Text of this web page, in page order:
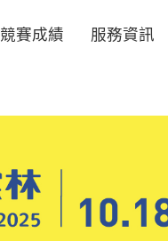
競賽成績
服務資訊